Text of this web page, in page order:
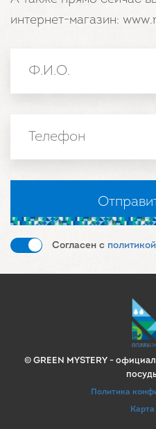
интернет-магазин:
Согласен с
© GREEN MYSTERY -
Политика